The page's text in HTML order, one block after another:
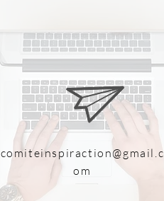
comiteinspiraction@gmail.c
om